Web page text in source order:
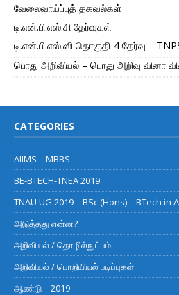
வேலைவாய்ப்புத் தகவல்கள்
டி.என்.பி.எஸ்.சி தேர்வுகள்
டி.என்.பி.எஸ்.ஸி தொகுதி-4 தேர்வு –
பொது அறிவியல் – பொது அறிவு வினா
CATEGORIES
AIIMS – MBBS
BE-BTECH-TNEA 2019
TNAU UG 2019 – BSc (Hons) – BTech in
அடுத்தது என்ன?
அறிவியல் / தொழில்நுட்பம்
அறிவியல் / பொறியியல் படிப்புகள்
ஆண்டு – 2019